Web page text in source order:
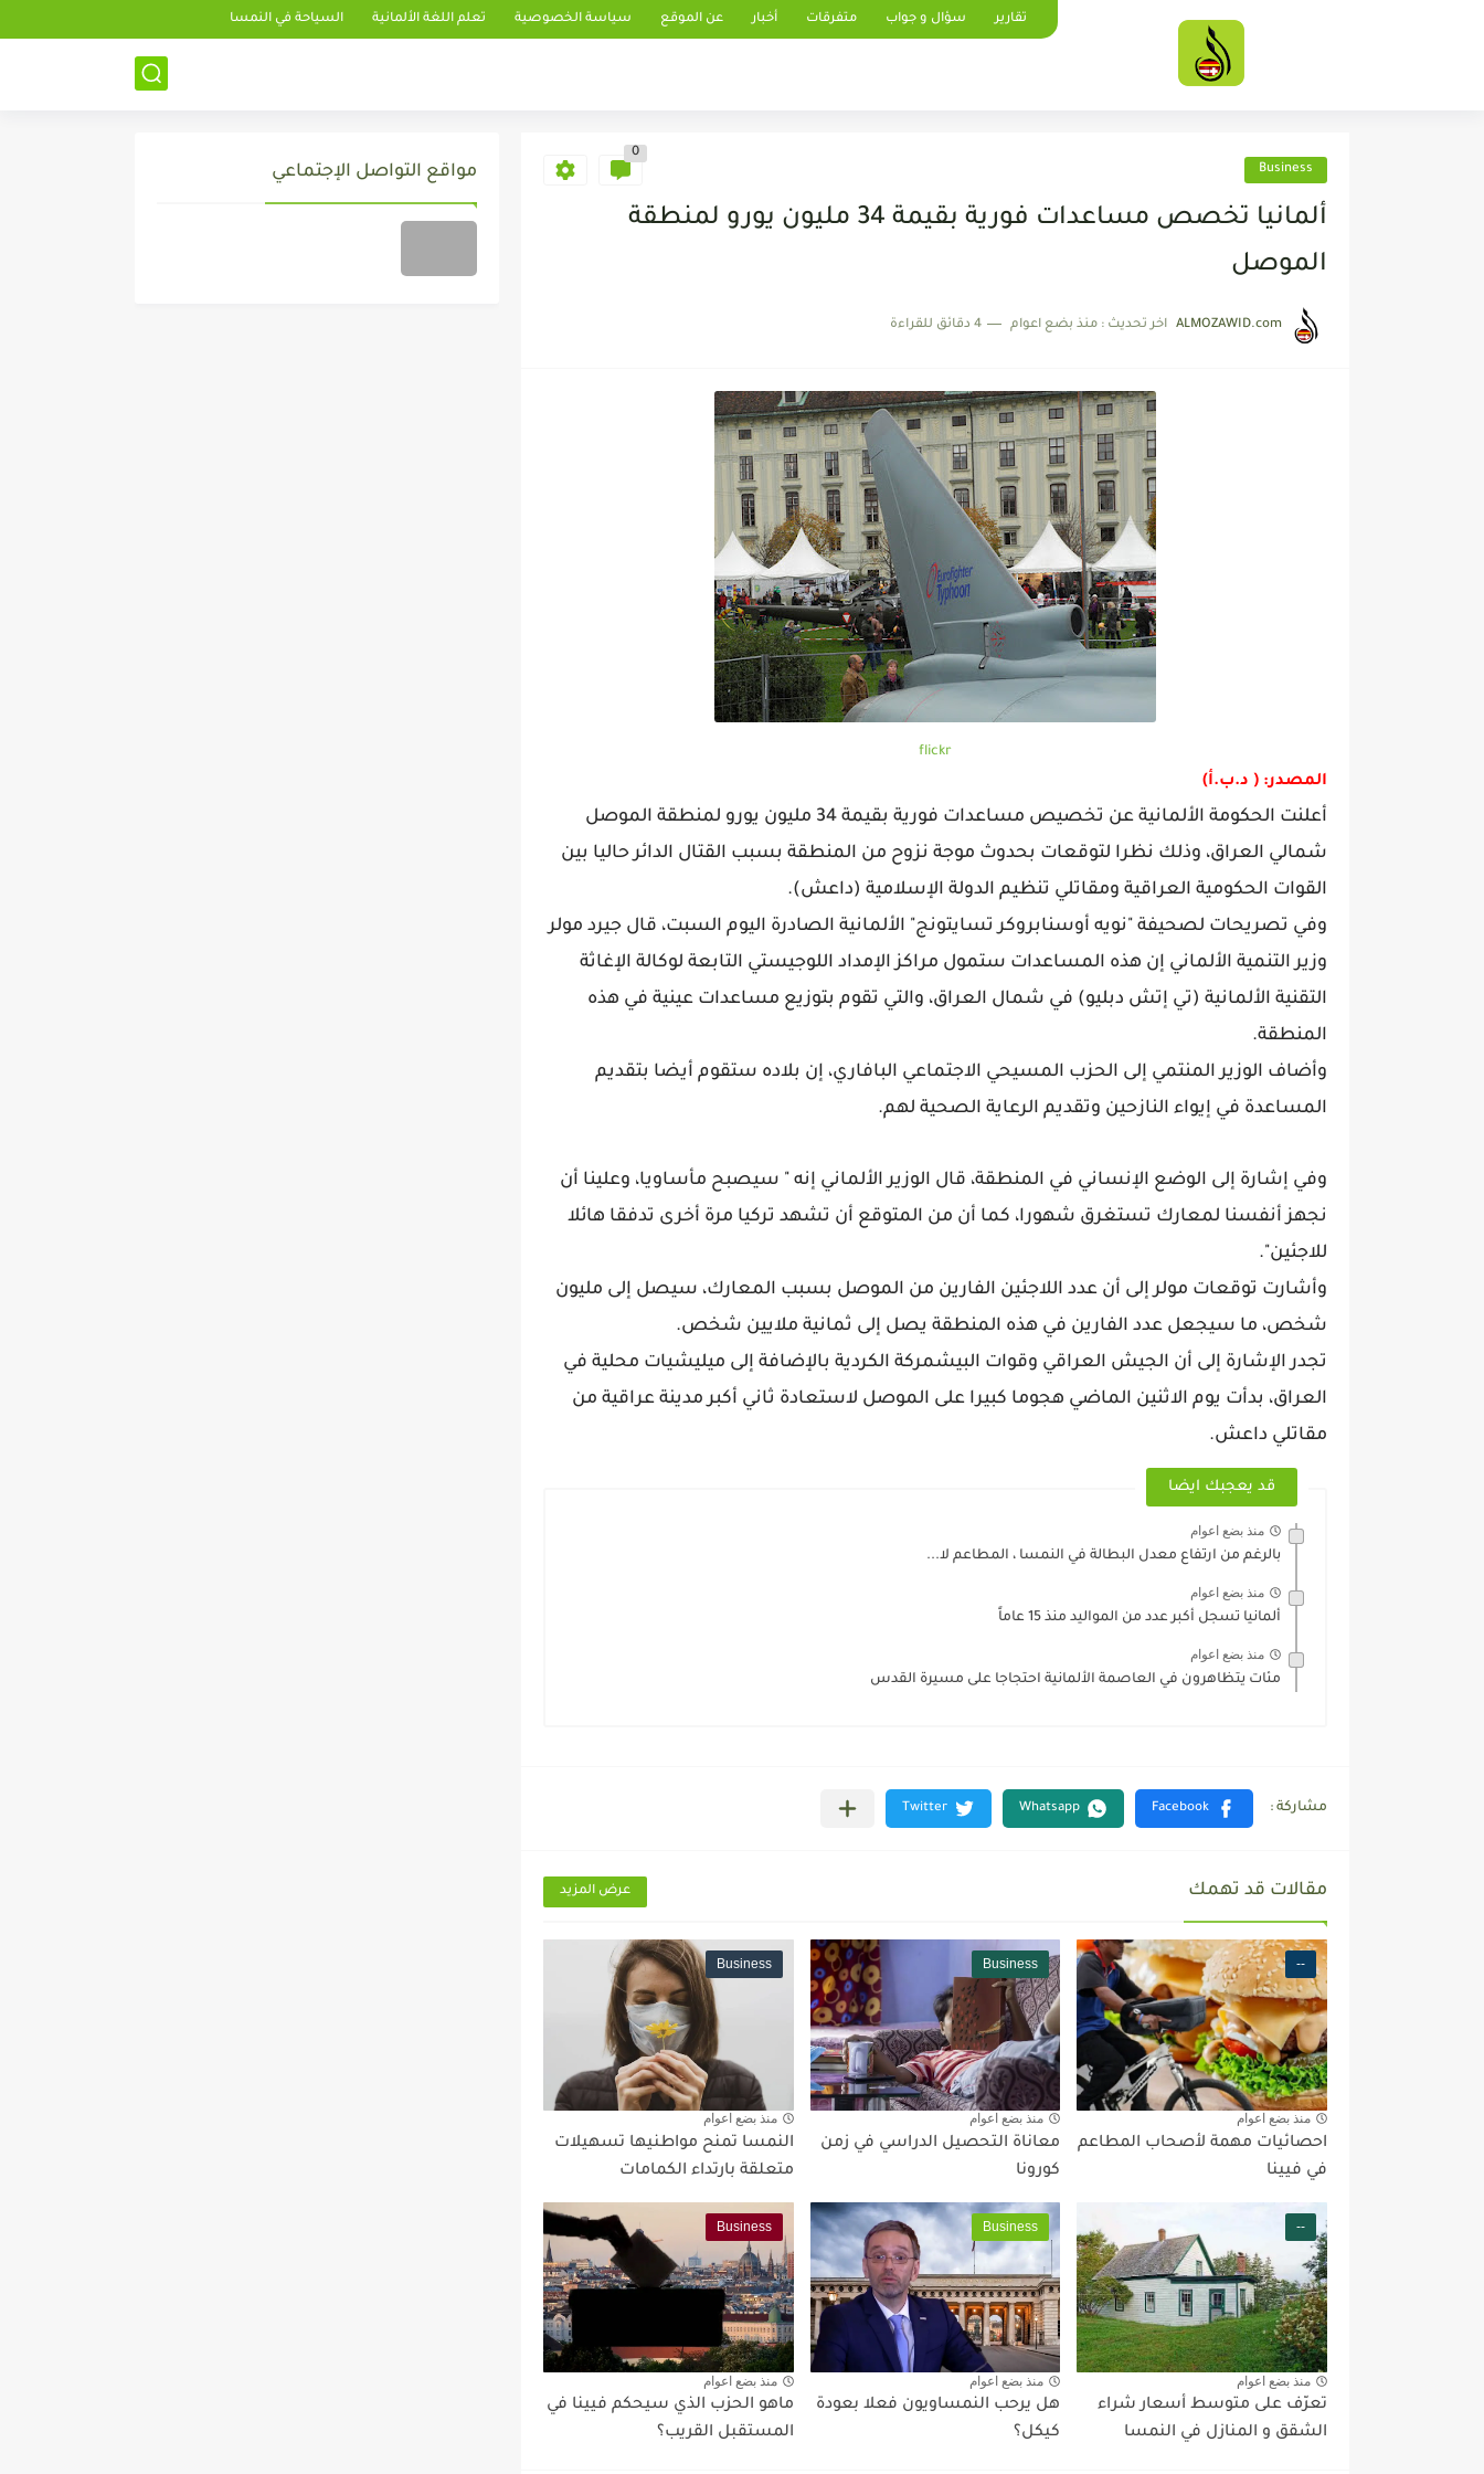
تقارير سؤال و جواب متفرقات أخبار عن الموقع سياسة الخصوصية تعلم اللغة الألمانية السياحة في النمسا
Business
0
ألمانيا تخصص مساعدات فورية بقيمة 34 مليون يورو لمنطقة
الموصل
ALMOZAWID.com اخر تحديث : منذ بضع اعوام 4 دقائق للقراءة
flickr
المصدر: ( د.ب.أ)
أعلنت الحكومة الألمانية عن تخصيص مساعدات فورية بقيمة 34 مليون يورو لمنطقة الموصل
شمالي العراق، وذلك نظرا لتوقعات بحدوث موجة نزوح من المنطقة بسبب القتال الدائر حاليا بين
القوات الحكومية العراقية ومقاتلي تنظيم الدولة الإسلامية (داعش).
وفي تصريحات لصحيفة "نويه أوسنابروكر تسايتونج" الألمانية الصادرة اليوم السبت، قال جيرد مولر
وزير التنمية الألماني إن هذه المساعدات ستمول مراكز الإمداد اللوجيستي التابعة لوكالة الإغاثة
التقنية الألمانية (تي إتش دبليو) في شمال العراق، والتي تقوم بتوزيع مساعدات عينية في هذه
المنطقة.
وأضاف الوزير المنتمي إلى الحزب المسيحي الاجتماعي البافاري، إن بلاده ستقوم أيضا بتقديم
المساعدة في إيواء النازحين وتقديم الرعاية الصحية لهم.
وفي إشارة إلى الوضع الإنساني في المنطقة، قال الوزير الألماني إنه " سيصبح مأساويا، وعلينا أن
نجهز أنفسنا لمعارك تستغرق شهورا، كما أن من المتوقع أن تشهد تركيا مرة أخرى تدفقا هائلا
للاجئين".
وأشارت توقعات مولر إلى أن عدد اللاجئين الفارين من الموصل بسبب المعارك، سيصل إلى مليون
شخص، ما سيجعل عدد الفارين في هذه المنطقة يصل إلى ثمانية ملايين شخص.
تجدر الإشارة إلى أن الجيش العراقي وقوات البيشمركة الكردية بالإضافة إلى ميليشيات محلية في
العراق، بدأت يوم الاثنين الماضي هجوما كبيرا على الموصل لاستعادة ثاني أكبر مدينة عراقية من
مقاتلي داعش.
قد يعجبك ايضا
منذ بضع اعوام
بالرغم من ارتفاع معدل البطالة في النمسا ، المطاعم لا...
منذ بضع اعوام
ألمانيا تسجل أكبر عدد من المواليد منذ 15 عاماً
منذ بضع اعوام
مئات يتظاهرون في العاصمة الألمانية احتجاجا على مسيرة القدس
مقالات قد تهمك عرض المزيد
--
منذ بضع اعوام
احصائيات مهمة لأصحاب المطاعم
في فيينا
Business
منذ بضع اعوام
معاناة التحصيل الدراسي في زمن
كورونا
Business
منذ بضع اعوام
النمسا تمنح مواطنيها تسهيلات
متعلقة بارتداء الكمامات
--
منذ بضع اعوام
تعرّف على متوسط أسعار شراء
الشقق و المنازل في النمسا
Business
منذ بضع اعوام
هل يرحب النمساويون فعلا بعودة
كيكل؟
Business
منذ بضع اعوام
ماهو الحزب الذي سيحكم فيينا في
المستقبل القريب؟
مواقع التواصل الإجتماعي